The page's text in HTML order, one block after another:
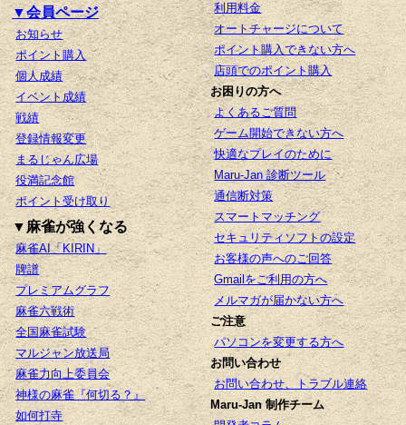
▼会員ページ
お知らせ
ポイント購入
個人成績
イベント成績
戦績
登録情報変更
まるじゃん広場
役満記念館
ポイント受け取り
▼麻雀が強くなる
麻雀AI「KIRIN」
牌譜
プレミアムグラフ
麻雀六戦術
全国麻雀試験
マルジャン放送局
麻雀力向上委員会
神様の麻雀『何切る？』
如何打寺
利用料金
オートチャージについて
ポイント購入できない方へ
店頭でのポイント購入
お困りの方へ
よくあるご質問
ゲーム開始できない方へ
快適なプレイのために
Maru-Jan 診断ツール
通信断対策
スマートマッチング
セキュリティソフトの設定
お客様の声へのご回答
Gmailをご利用の方へ
メルマガが届かない方へ
ご注意
パソコンを変更する方へ
お問い合わせ
お問い合わせ、トラブル連絡
Maru-Jan 制作チーム